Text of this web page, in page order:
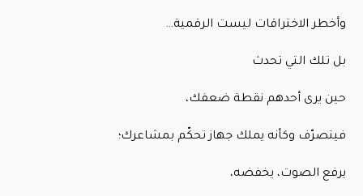
وأخطر الاختراقات ليست الرقمية…
بل تلك التي تحدث
حين يرى أحدهم نقطة ضعفك،
فيتصرّف وكأنه يملك جهاز تحكّم بمشاعرك؛
يرفع الصوت، يخفضه،